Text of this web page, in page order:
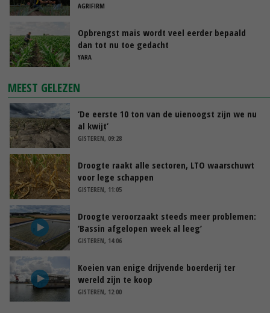
AGRIFIRM
Opbrengst mais wordt veel eerder bepaald
dan tot nu toe gedacht
YARA
MEEST GELEZEN
‘De eerste 10 ton van de uienoogst zijn we nu
al kwijt’
GISTEREN, 09:28
Droogte raakt alle sectoren, LTO waarschuwt
voor lege schappen
GISTEREN, 11:05
Droogte veroorzaakt steeds meer problemen:
‘Bassin afgelopen week al leeg’
GISTEREN, 14:06
Koeien van enige drijvende boerderij ter
wereld zijn te koop
GISTEREN, 12:00